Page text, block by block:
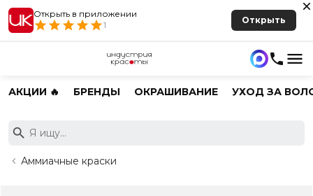
Открыть в приложении
1
Открыть
АКЦИИ 🔥 БРЕНДЫ ОКРАШИВАНИЕ УХОД ЗА
Аммиачные краски